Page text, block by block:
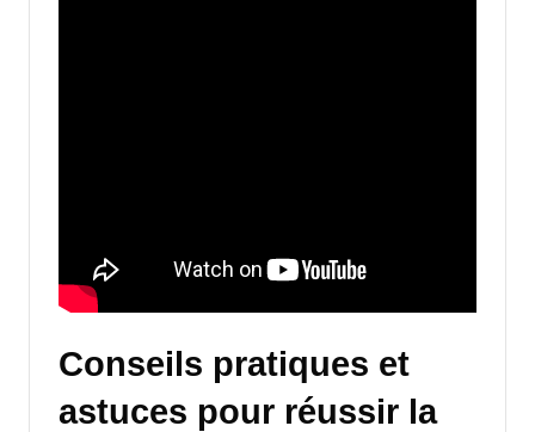
Conseils pratiques et
astuces pour réussir la